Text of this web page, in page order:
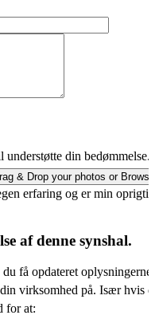
din bedømmelse.
& Drop your photos or Browse
erfaring og er min
af denne synshal.
få opdateret oplysningerne.
virksomhed på. Især hvis
for at: